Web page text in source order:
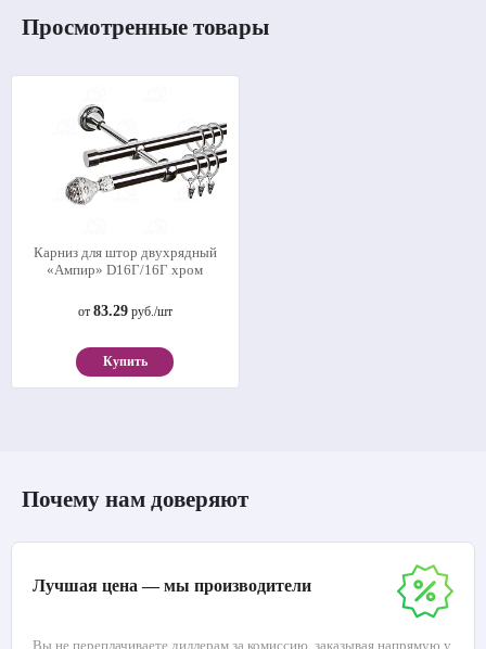
Просмотренные товары
Карниз для штор двухрядный
«Ампир» D16Г/16Г хром
от 83.29руб./шт
Купить
Почему нам доверяют
Лучшая цена — мы производители
Вы не переплачиваете диллерам за комиссию, заказывая напрямую у